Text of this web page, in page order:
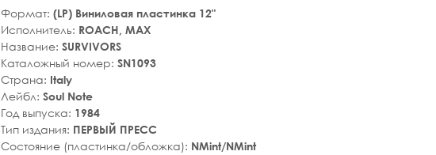
Формат: (LP) Виниловая пластинка 12"
Исполнитель: ROACH, MAX
Название: SURVIVORS
Каталожный номер: SN1093
Страна: Italy
Лейбл: Soul Note
Год выпуска: 1984
Тип издания: ПЕРВЫЙ ПРЕСС
Состояние (пластинка/обложка): NMint/NMint